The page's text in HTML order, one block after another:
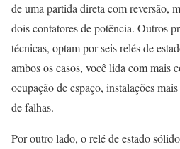
de uma partida direta com reversão,
dois contatores de potência. Outros
técnicas, optam por seis relés de
ambos os casos, você lida com mais
ocupação de espaço, instalações
de falhas.
Por outro lado, o relé de estado